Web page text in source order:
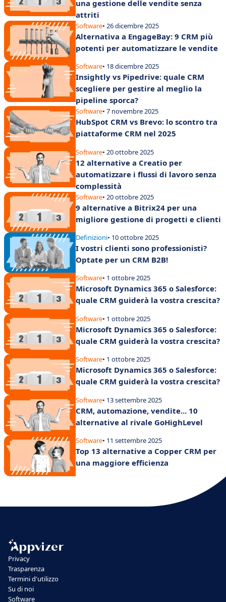
una gestione delle vendite senza
attriti
Software• 26 dicembre 2025
Alternativa a EngageBay: 9 CRM più
potenti per automatizzare le vendite
Software• 18 dicembre 2025
Insightly vs Pipedrive: quale CRM
scegliere per gestire al meglio la
pipeline sporca?
Software• 7 novembre 2025
HubSpot CRM vs Brevo: lo scontro tra
piattaforme CRM nel 2025
Software• 20 ottobre 2025
12 alternative a Creatio per
automatizzare i flussi di lavoro senza
complessità
Software• 20 ottobre 2025
9 alternative a Bitrix24 per una
migliore gestione di progetti e clienti
Definizioni• 10 ottobre 2025
I vostri clienti sono professionisti?
Optate per un CRM B2B!
Software• 1 ottobre 2025
Microsoft Dynamics 365 o Salesforce:
quale CRM guiderà la vostra crescita?
Software• 1 ottobre 2025
Microsoft Dynamics 365 o Salesforce:
quale CRM guiderà la vostra crescita?
Software• 1 ottobre 2025
Microsoft Dynamics 365 o Salesforce:
quale CRM guiderà la vostra crescita?
Software• 13 settembre 2025
CRM, automazione, vendite... 10
alternative al rivale GoHighLevel
Software• 11 settembre 2025
Top 13 alternative a Copper CRM per
una maggiore efficienza
Privacy
Trasparenza
Termini d'utilizzo
Su di noi
Software